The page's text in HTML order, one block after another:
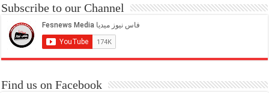
Subscribe to our Channel
Find us on Facebook